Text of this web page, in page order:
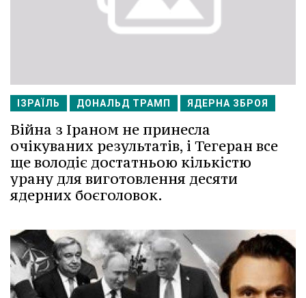
ІЗРАЇЛЬ ДОНАЛЬД ТРАМП ЯДЕРНА ЗБРОЯ
Війна з Іраном не принесла
очікуваних результатів, і Тегеран все
ще володіє достатньою кількістю
урану для виготовлення десяти
ядерних боєголовок.